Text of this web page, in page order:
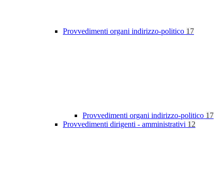
Provvedimenti organi indirizzo-politico 17
Provvedimenti organi indirizzo-politico 17
Provvedimenti dirigenti - amministrativi 12